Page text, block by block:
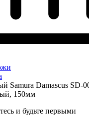
Samura Damascus SD-
150мм
и будьте первыми